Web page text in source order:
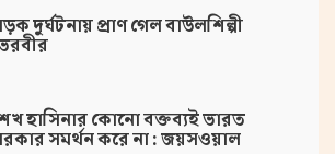
দুর্ঘটনায় প্রাণ গেল বাউলশিল্পী
হাসিনার কোনো বক্তব্যই ভারত
সমর্থন করে না : জয়সওয়াল